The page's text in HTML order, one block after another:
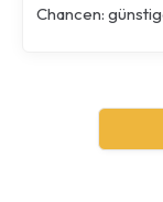
Chancen: